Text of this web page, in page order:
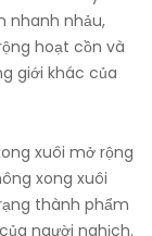
nhanh nhảu,
hoạt cồn và
giới khác của
xuôi mở rộng
xong xuôi
thành phẩm
người nghịch.